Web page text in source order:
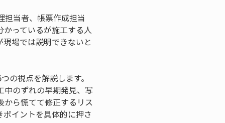
担当者、帳票作成担当
っているが施工する人
場では説明できないと
の視点を解説します。
中のずれの早期発見、写
から慌てて修正するリス
イントを具体的に押さ